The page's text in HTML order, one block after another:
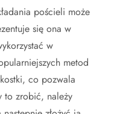
pościeli może
się ona w
w
metod
co pozwala
to zrobić, należy